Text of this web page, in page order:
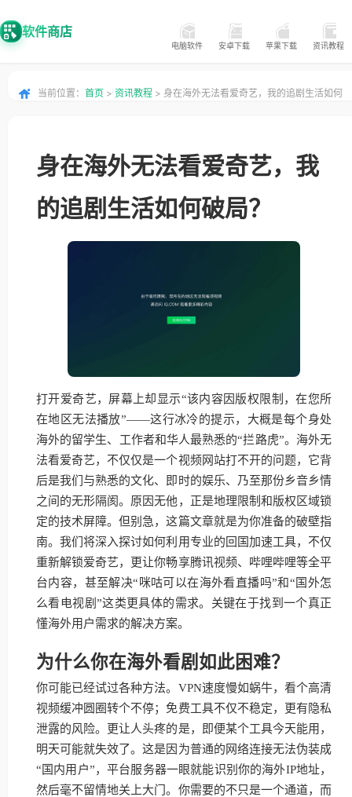
软件商店
电脑软件 安卓下载 苹果下载 资讯教程
当前位置： 首页 > 资讯教程 > 身在海外无法看爱奇艺，我的追剧生活如何
身在海外无法看爱奇艺，我
的追剧生活如何破局？
打开爱奇艺，屏幕上却显示“该内容因版权限制，在您所
在地区无法播放”——这行冰冷的提示，大概是每个身处
海外的留学生、工作者和华人最熟悉的“拦路虎”。海外无
法看爱奇艺，不仅仅是一个视频网站打不开的问题，它背
后是我们与熟悉的文化、即时的娱乐、乃至那份乡音乡情
之间的无形隔阂。原因无他，正是地理限制和版权区域锁
定的技术屏障。但别急，这篇文章就是为你准备的破壁指
南。我们将深入探讨如何利用专业的回国加速工具，不仅
重新解锁爱奇艺，更让你畅享腾讯视频、哔哩哔哩等全平
台内容，甚至解决“咪咕可以在海外看直播吗”和“国外怎
么看电视剧”这类更具体的需求。关键在于找到一个真正
懂海外用户需求的解决方案。
为什么你在海外看剧如此困难？
你可能已经试过各种方法。VPN速度慢如蜗牛，看个高清
视频缓冲圆圈转个不停；免费工具不仅不稳定，更有隐私
泄露的风险。更让人头疼的是，即便某个工具今天能用，
明天可能就失效了。这是因为普通的网络连接无法伪装成
“国内用户”，平台服务器一眼就能识别你的海外IP地址，
然后毫不留情地关上大门。你需要的不只是一个通道，而